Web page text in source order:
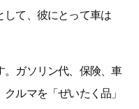
して、彼にとって車は
。ガソリン代、保険、車
ルマを「ぜいたく品」